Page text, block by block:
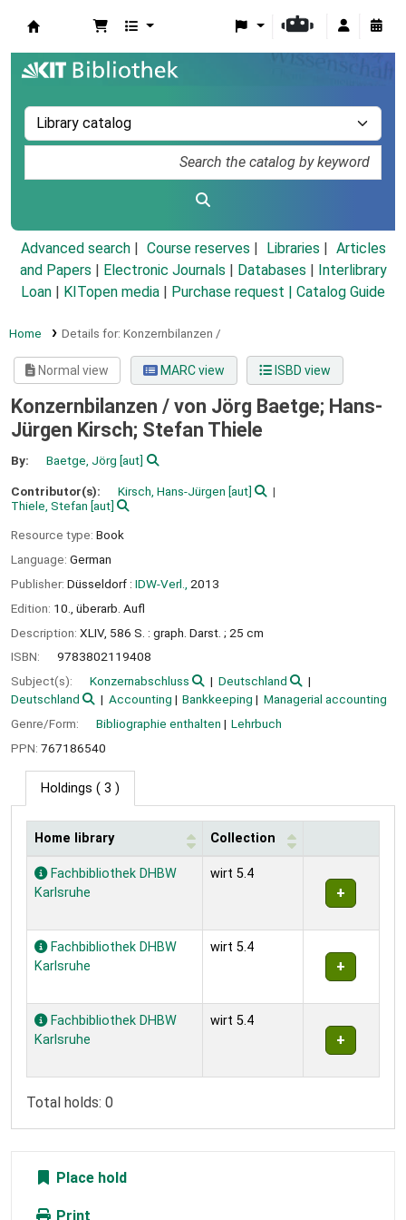
Advanced search Course reserves Libraries
Articles
and Papers
Electronic Journals Databases
Interlibrary
Loan
KITopen media Purchase request | Catalog Guide
Home Details for: Konzernbilanzen /
Normal view MARC view ISBD view
Konzernbilanzen / von Jörg Baetge; Hans-
Jürgen Kirsch; Stefan Thiele
By: Baetge, Jörg [aut]
Contributor(s): Kirsch, Hans-Jürgen [aut]
Thiele, Stefan [aut]
Resource type: Book
Language: German
Publisher: Düsseldorf : IDW-Verl.,
2013
Edition: 10., überarb. Aufl
Description: XLIV, 586 S. : graph. Darst. ; 25 cm
ISBN:
9783802119408
Subject(s):
Konzernabschluss
Deutschland
Deutschland
Accounting Bankkeeping
Managerial accounting
Genre/Form:
Bibliographie enthalten
Lehrbuch
PPN: 767186540
Holdings ( 3 )
Holdings
Home library Collection
Fachbibliothek DHBW
Karlsruhe
wirt 5.4
Fachbibliothek DHBW
Karlsruhe
wirt 5.4
Fachbibliothek DHBW
Karlsruhe
wirt 5.4
Total holds: 0
Place hold
Print